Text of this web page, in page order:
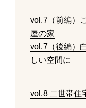
vol.7（前編）
屋の家
vol.7（後編）
しい空間に
vol.8 二世帯住